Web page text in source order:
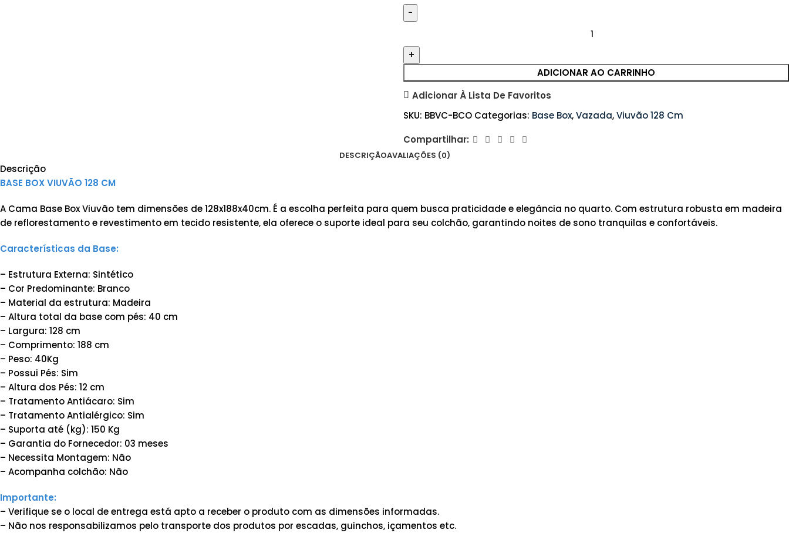
ADICIONAR AO CARRINHO
Adicionar À Lista De Favoritos
SKU: BBVC-BCO Categorias: Base Box,Vazada,Viuvão 128 Cm
Compartilhar:
DESCRIÇÃOAVALIAÇÕES (0)
Descrição
BASE BOX VIUVÃO 128 CM
A Cama Base Box Viuvão tem dimensões de 128x188x40cm. É a escolha perfeita para quem busca praticidade e elegância no quarto. Com estrutura robusta em madeira
de reflorestamento e revestimento em tecido resistente, ela oferece o suporte ideal para seu colchão, garantindo noites de sono tranquilas e confortáveis.
Características da Base:
– Estrutura Externa: Sintético
– Cor Predominante: Branco
– Material da estrutura: Madeira
– Altura total da base com pés: 40 cm
– Largura: 128 cm
– Comprimento: 188 cm
– Peso: 40Kg
– Possui Pés: Sim
– Altura dos Pés: 12 cm
– Tratamento Antiácaro: Sim
– Tratamento Antialérgico: Sim
– Suporta até (kg): 150 Kg
– Garantia do Fornecedor: 03 meses
– Necessita Montagem: Não
– Acompanha colchão: Não
Importante:
– Verifique se o local de entrega está apto a receber o produto com as dimensões informadas.
– Não nos responsabilizamos pelo transporte dos produtos por escadas, guinchos, içamentos etc.